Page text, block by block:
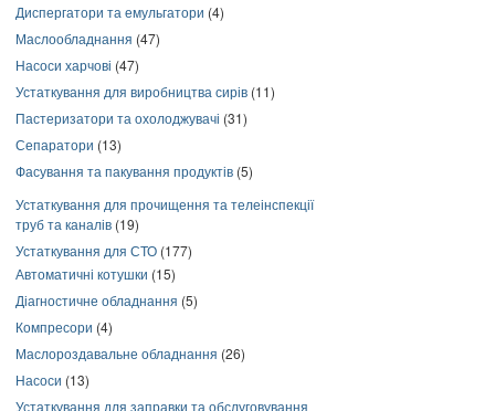
Диспергатори та емульгатори (4)
Маслообладнання (47)
Насоси харчові (47)
Устаткування для виробництва сирів (11)
Пастеризатори та охолоджувачі (31)
Сепаратори (13)
Фасування та пакування продуктів (5)
Устаткування для прочищення та телеінспекції
труб та каналів (19)
Устаткування для СТО (177)
Автоматичні котушки (15)
Діагностичне обладнання (5)
Компресори (4)
Маслороздавальне обладнання (26)
Насоси (13)
Устаткування для заправки та обслуговування